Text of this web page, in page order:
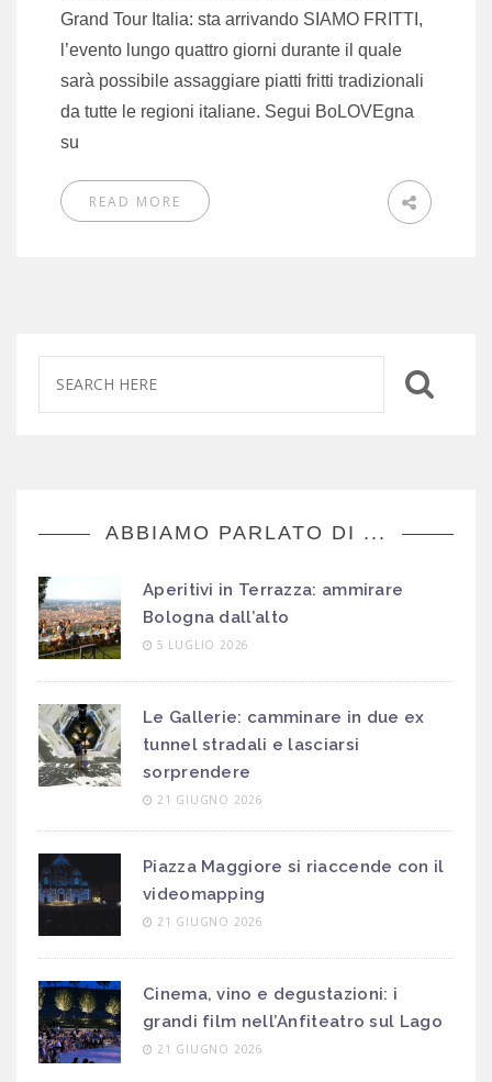
Grand Tour Italia: sta arrivando SIAMO FRITTI,
l’evento lungo quattro giorni durante il quale
sarà possibile assaggiare piatti fritti tradizionali
da tutte le regioni italiane. Segui BoLOVEgna
su
READ MORE
ABBIAMO PARLATO DI ...
Aperitivi in Terrazza: ammirare
Bologna dall’alto
5 LUGLIO 2026
Le Gallerie: camminare in due ex
tunnel stradali e lasciarsi
sorprendere
21 GIUGNO 2026
Piazza Maggiore si riaccende con il
videomapping
21 GIUGNO 2026
Cinema, vino e degustazioni: i
grandi film nell’Anfiteatro sul Lago
21 GIUGNO 2026